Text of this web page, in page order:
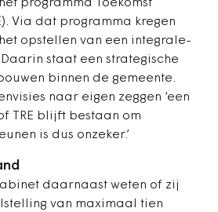
programma Toekomst
Via dat programma kregen
opstellen van een integrale-
staat een strategische
binnen de gemeente.
naar eigen zeggen ‘een
TRE blijft bestaan om
is dus onzeker.’
daarnaast weten of zij
van maximaal tien